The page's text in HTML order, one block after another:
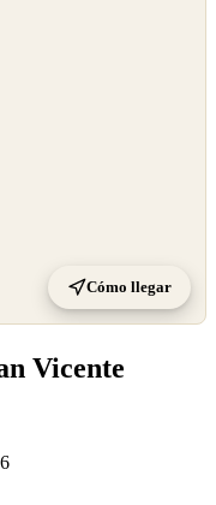
Cómo llegar
Vicente